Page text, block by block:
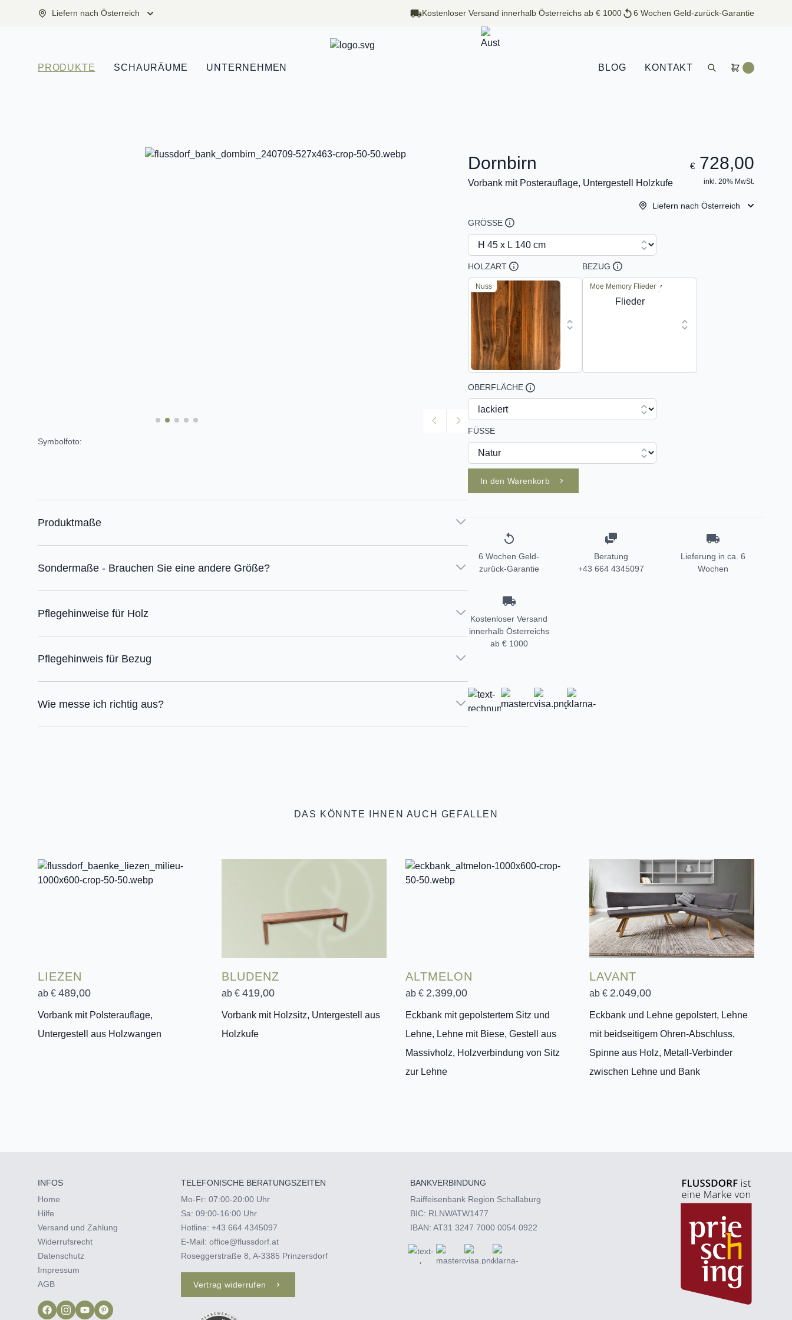
Liefern nach Österreich Kostenloser Versand innerhalb Österreichs ab € 1000 6 Wochen Geld-zurück-Garantie
PRODUKTE SCHAURÄUME UNTERNEHMEN BLOG KONTAKT
Symbolfoto:
Produktmaße
Sondermaße - Brauchen Sie eine andere Größe?
Pflegehinweise für Holz
Pflegehinweis für Bezug
Wie messe ich richtig aus?
Dornbirn
Vorbank mit Posterauflage, Untergestell Holzkufe
€ 728,00
inkl. 20% MwSt.
Liefern nach Österreich
GRÖSSE
HOLZART
Nuss
BEZUG
Moe Memory Flieder
OBERFLÄCHE
FÜSSE
In den Warenkorb
6 Wochen Geld-
zurück-Garantie
Beratung
+43 664 4345097
Lieferung in ca. 6
Wochen
Kostenloser Versand
innerhalb Österreichs
ab € 1000
DAS KÖNNTE IHNEN AUCH GEFALLEN
LIEZEN
ab € 489,00
Vorbank mit Polsterauflage,
Untergestell aus Holzwangen
BLUDENZ
ab € 419,00
Vorbank mit Holzsitz, Untergestell aus
Holzkufe
ALTMELON
ab € 2.399,00
Eckbank mit gepolstertem Sitz und
Lehne, Lehne mit Biese, Gestell aus
Massivholz, Holzverbindung von Sitz
zur Lehne
LAVANT
ab € 2.049,00
Eckbank und Lehne gepolstert, Lehne
mit beidseitigem Ohren-Abschluss,
Spinne aus Holz, Metall-Verbinder
zwischen Lehne und Bank
INFOS
Home
Hilfe
Versand und Zahlung
Widerrufsrecht
Datenschutz
Impressum
AGB
TELEFONISCHE BERATUNGSZEITEN
Mo-Fr: 07:00-20:00 Uhr
Sa: 09:00-16:00 Uhr
Hotline:+43 664 4345097‬
E-Mail:office@flussdorf.at
Roseggerstraße 8, A-3385 Prinzersdorf
Vertrag widerrufen
BANKVERBINDUNG
Raiffeisenbank Region Schallaburg
BIC: RLNWATW1477
IBAN: AT31 3247 7000 0054 0922